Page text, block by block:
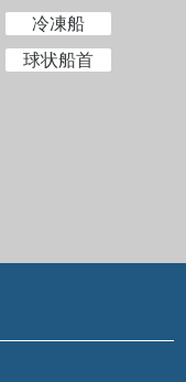
冷凍船
球状船首